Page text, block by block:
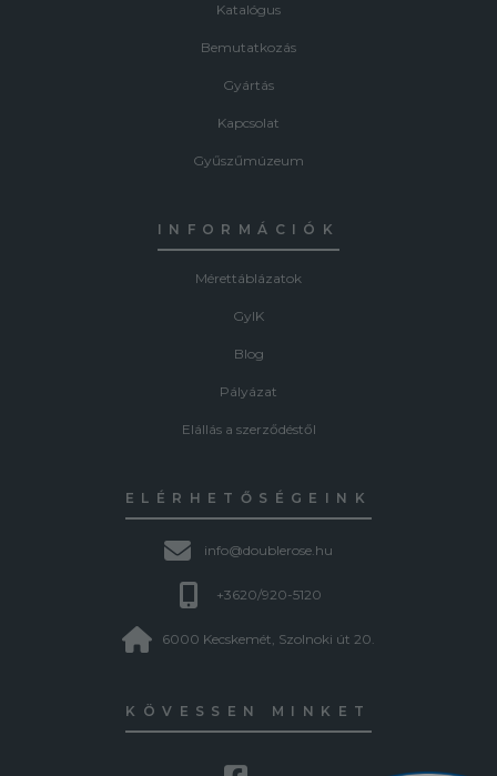
Katalógus
Bemutatkozás
Gyártás
Kapcsolat
Gyűszűmúzeum
INFORMÁCIÓK
Mérettáblázatok
GyIK
Blog
Pályázat
Elállás a szerződéstől
ELÉRHETŐSÉGEINK
info@doublerose.hu
+3620/920-5120
6000 Kecskemét, Szolnoki út 20.
KÖVESSEN MINKET